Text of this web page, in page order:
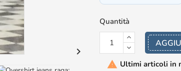

Quantità
 Ultimi articoli in